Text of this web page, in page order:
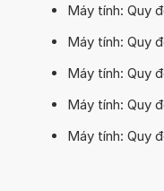
Máy tính: Quy
Máy tính: Quy
Máy tính: Quy
Máy tính: Quy
Máy tính: Quy